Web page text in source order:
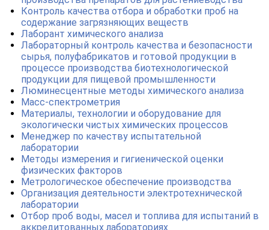
Контроль качества отбора и обработки проб на
содержание загрязняющих веществ
Лаборант химического анализа
Лабораторный контроль качества и безопасности
сырья, полуфабрикатов и готовой продукции в
процессе производства биотехнологической
продукции для пищевой промышленности
Люминесцентные методы химического анализа
Масс-спектрометрия
Материалы, технологии и оборудование для
экологически чистых химических процессов
Менеджер по качеству испытательной
лаборатории
Методы измерения и гигиенической оценки
физических факторов
Метрологическое обеспечение производства
Организация деятельности электротехнической
лаборатории
Отбор проб воды, масел и топлива для испытаний в
аккредитованных лабораториях